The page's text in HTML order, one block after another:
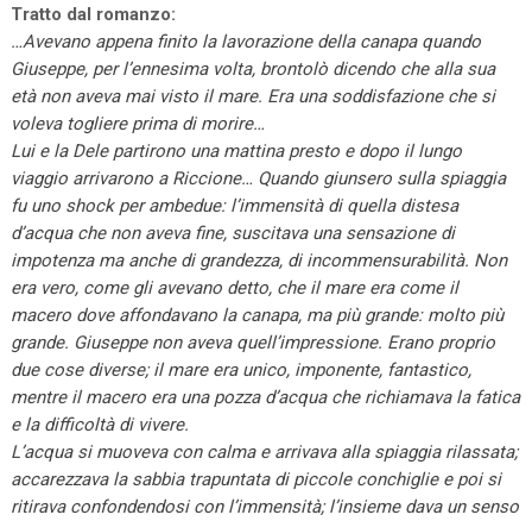
Tratto dal romanzo:
…Avevano appena finito la lavorazione della canapa quando
Giuseppe, per l’ennesima volta, brontolò dicendo che alla sua
età non aveva mai visto il mare. Era una soddisfazione che si
voleva togliere prima di morire…
Lui e la Dele partirono una mattina presto e dopo il lungo
viaggio arrivarono a Riccione… Quando giunsero sulla spiaggia
fu uno shock per ambedue: l’immensità di quella distesa
d’acqua che non aveva fine, suscitava una sensazione di
impotenza ma anche di grandezza, di incommensurabilità. Non
era vero, come gli avevano detto, che il mare era come il
macero dove affondavano la canapa, ma più grande: molto più
grande. Giuseppe non aveva quell’impressione. Erano proprio
due cose diverse; il mare era unico, imponente, fantastico,
mentre il macero era una pozza d’acqua che richiamava la fatica
e la difficoltà di vivere.
L’acqua si muoveva con calma e arrivava alla spiaggia rilassata;
accarezzava la sabbia trapuntata di piccole conchiglie e poi si
ritirava confondendosi con l’immensità; l’insieme dava un senso